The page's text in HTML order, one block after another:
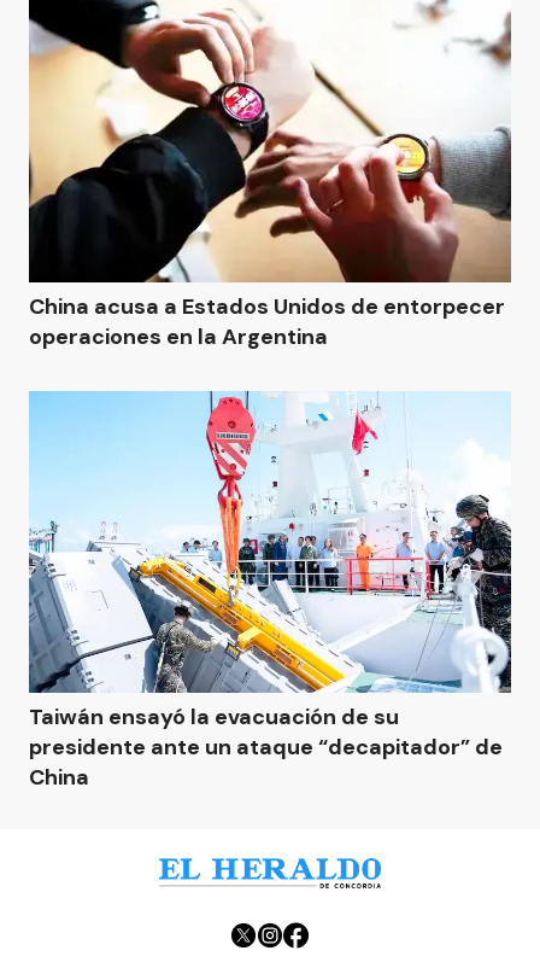
China acusa a Estados Unidos de entorpecer
operaciones en la Argentina
Taiwán ensayó la evacuación de su
presidente ante un ataque “decapitador” de
China